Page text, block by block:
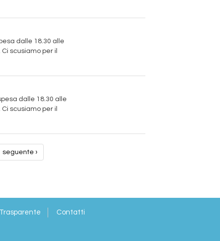
dalle 18.30 alle
scusiamo per il
dalle 18.30 alle
scusiamo per il
seguente ›
Contatti